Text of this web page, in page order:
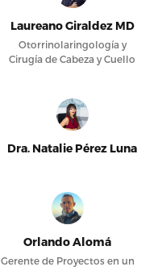
Laureano Giraldez MD
Otorrinolaringología y
Cirugía de Cabeza y Cuello
Dra. Natalie Pérez Luna
Orlando Alomá
Gerente de Proyectos en un